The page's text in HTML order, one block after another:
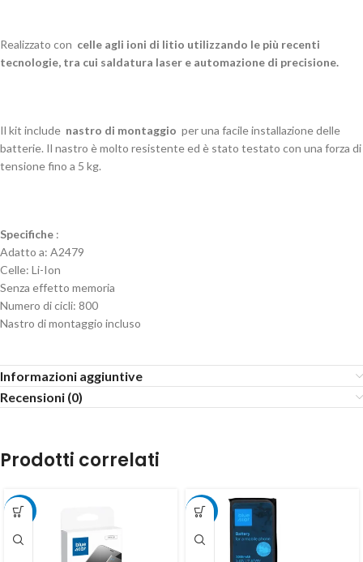
Realizzato con celle agli ioni di litio utilizzando le più recenti
tecnologie, tra cui saldatura laser e automazione di precisione.
Il kit include nastro di montaggio per una facile installazione delle
batterie. Il nastro è molto resistente ed è stato testato con una forza di
tensione fino a 5 kg.
Specifiche :
Adatto a: A2479
Celle: Li-Ion
Senza effetto memoria
Numero di cicli: 800
Nastro di montaggio incluso
Informazioni aggiuntive
Recensioni (0)
Prodotti correlati
-33% -33%